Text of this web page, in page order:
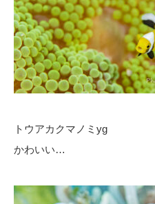
トウアカクマノミyg
かわいい…